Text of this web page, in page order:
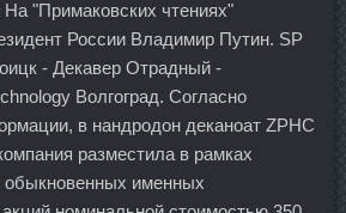
"Примаковских чтениях"
России Владимир Путин. SP
- Декавер Отрадный -
Волгоград. Согласно
в нандродон деканоат ZPHC
разместила в рамках
обыкновенных именных